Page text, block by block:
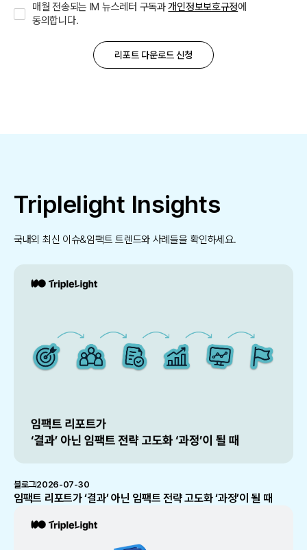
매월 전송되는 IM 뉴스레터 구독과개인정보보호규정에
동의합니다.
Triplelight Insights
국내외 최신 이슈&임팩트 트렌드와 사례들을 확인하세요.
블로그2026-07-30
임팩트 리포트가 ‘결과’ 아닌 임팩트 전략 고도화 ‘과정’이 될 때